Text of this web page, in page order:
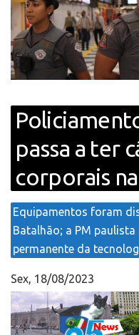
passa a ter
corporais
Equipamentos foram
Batalhão; a PM
permanente da
Sex, 18/08/2023